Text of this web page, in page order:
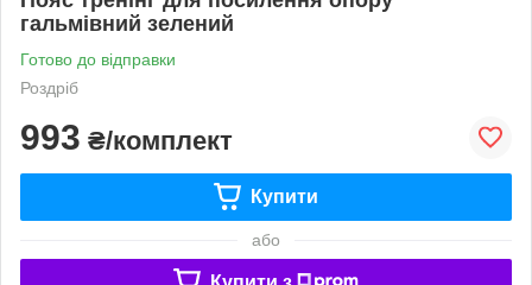
гальмівний зелений
Готово до відправки
Роздріб
993 ₴/комплект
Купити
або